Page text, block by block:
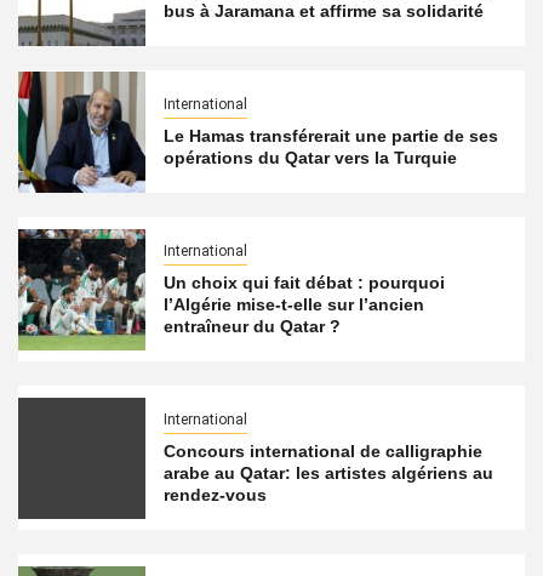
bus à Jaramana et affirme sa solidarité
International
Le Hamas transférerait une partie de ses
opérations du Qatar vers la Turquie
International
Un choix qui fait débat : pourquoi
l’Algérie mise-t-elle sur l’ancien
entraîneur du Qatar ?
International
Concours international de calligraphie
arabe au Qatar: les artistes algériens au
rendez-vous